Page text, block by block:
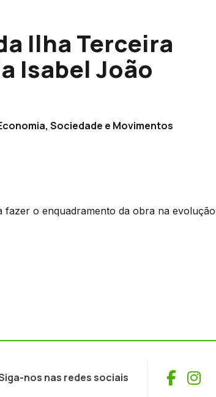
Ilha Terceira
Isabel João
Sociedade e Movimentos
o enquadramento da obra na
nos nas redes sociais